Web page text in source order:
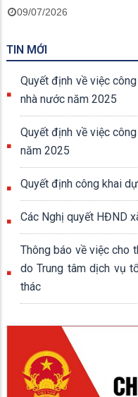
09/07/2026
TIN MỚI
Quyết định về việc
nhà nước năm 2025
Quyết định về việc
năm 2025
Quyết định công khai
Các Nghị quyết HĐND
Thông báo về việc cho
do Trung tâm dịch vụ
thác